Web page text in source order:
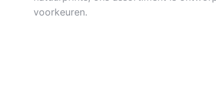
voorkeuren.